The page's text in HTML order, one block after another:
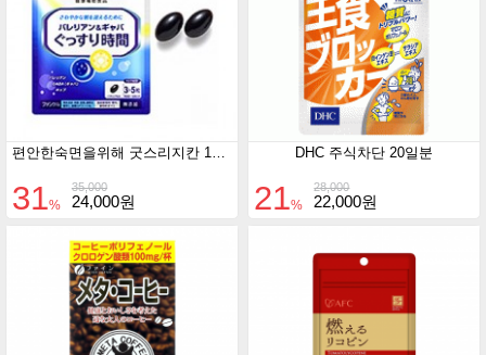
편안한숙면을위해 굿스리지칸 150정
35,000
31% 24,000원
DHC 주식차단 20일분
28,000
21% 22,000원